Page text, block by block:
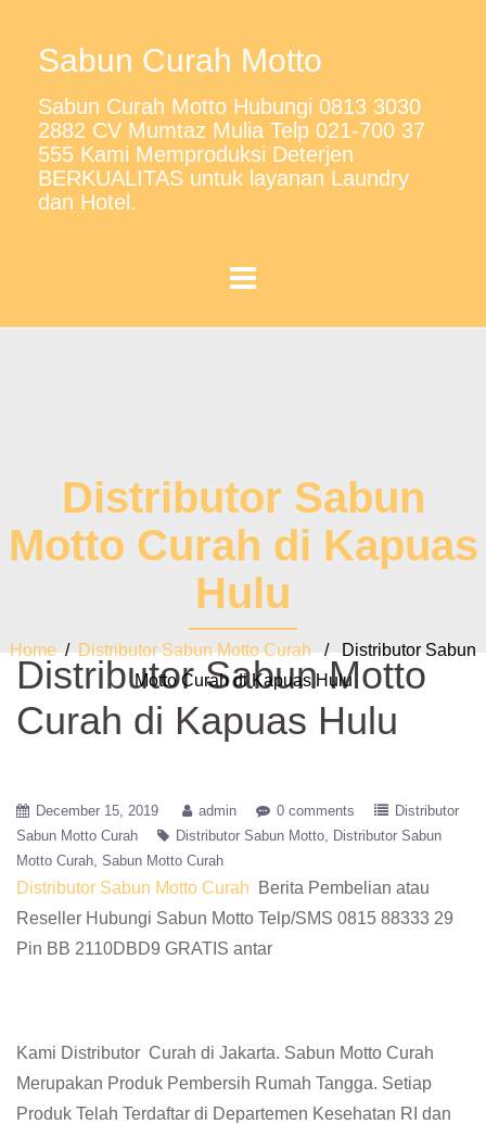
Sabun Curah Motto
Sabun Curah Motto Hubungi 0813 3030
2882 CV Mumtaz Mulia Telp 021-700 37
555 Kami Memproduksi Deterjen
BERKUALITAS untuk layanan Laundry
dan Hotel.
Distributor Sabun
Motto Curah di Kapuas
Hulu
Home / Distributor Sabun Motto Curah / Distributor Sabun
Motto Curah di Kapuas Hulu
Distributor Sabun Motto
Curah di Kapuas Hulu
December 15, 2019 admin 0 comments
Distributor
Sabun Motto Curah
Distributor Sabun Motto
Distributor Sabun
Motto Curah Sabun Motto Curah
Distributor Sabun Motto Curah
Berita Pembelian atau
Reseller Hubungi Sabun Motto Telp/SMS 0815 88333 29
Pin BB 2110DBD9 GRATIS antar
Kami Distributor Curah di Jakarta. Sabun Motto Curah
Merupakan Produk Pembersih Rumah Tangga. Setiap
Produk Telah Terdaftar di Departemen Kesehatan RI dan